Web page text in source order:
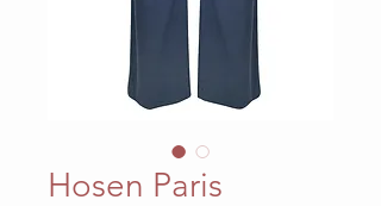
Hosen Paris